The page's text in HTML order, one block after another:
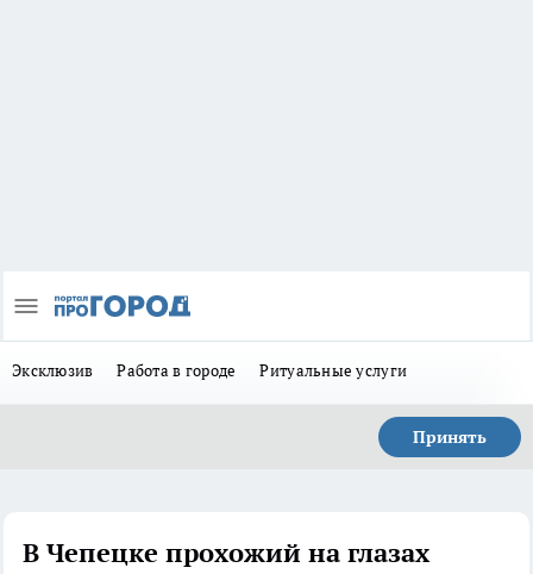
Эксклюзив Работа в городе Ритуальные услуги
Принять
В Чепецке прохожий на глазах